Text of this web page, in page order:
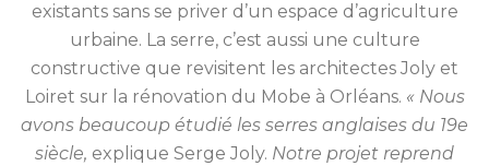
existants sans se priver d’un espace d’agriculture
urbaine. La serre, c’est aussi une culture
constructive que revisitent les architectes Joly et
Loiret sur la rénovation du Mobe à Orléans. « Nous
avons beaucoup étudié les serres anglaises du 19e
siècle, explique Serge Joly. Notre projet reprend